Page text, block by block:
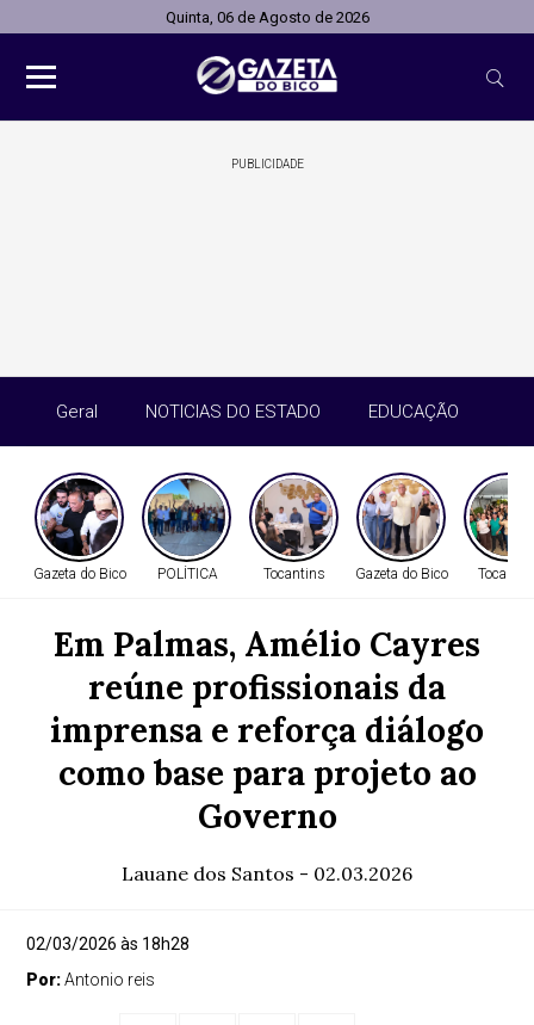
Quinta, 06 de Agosto de 2026
PUBLICIDADE
Geral NOTICIAS DO ESTADO EDUCAÇÃO
Gazeta do Bico POLÍTICA Tocantins Gazeta do Bico
Em Palmas, Amélio Cayres
reúne profissionais da
imprensa e reforça diálogo
como base para projeto ao
Governo
Lauane dos Santos - 02.03.2026
02/03/2026 às 18h28
Por:Antonio reis